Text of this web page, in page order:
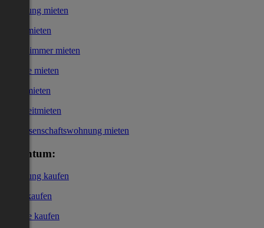
Wohnung mieten
Haus mieten
WG-Zimmer mieten
Garage mieten
Büro mieten
Kurzzeitmieten
Genossenschaftswohnung mieten
Eigentum:
Wohnung kaufen
Haus kaufen
Garage kaufen